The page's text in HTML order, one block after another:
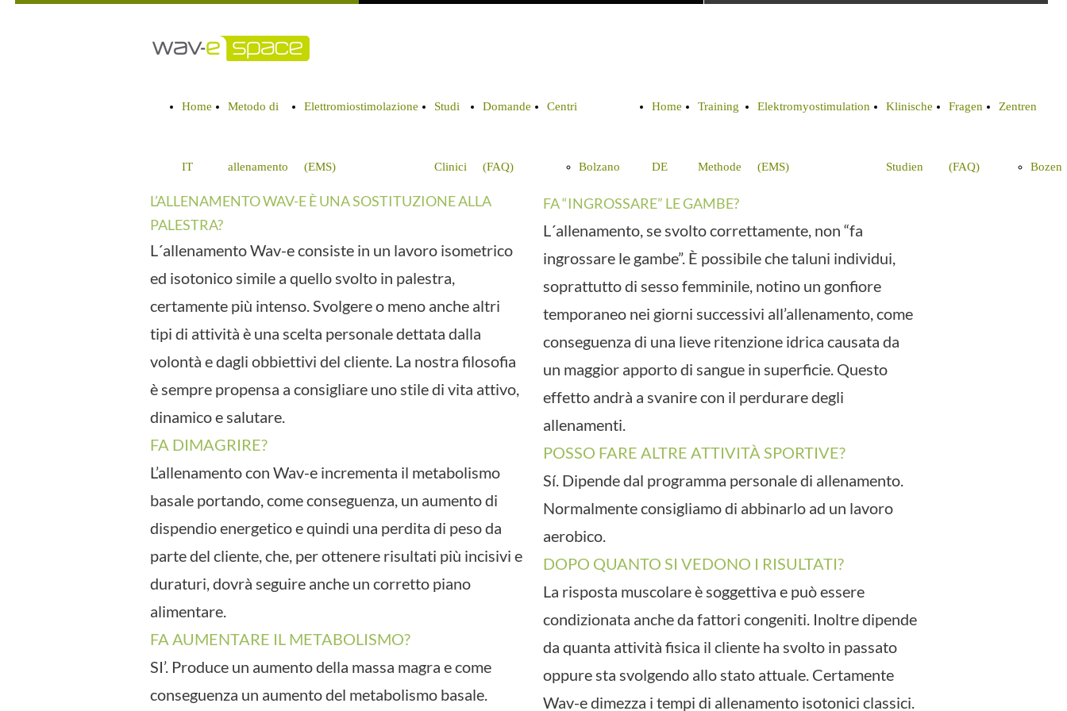
Home
IT
Metodo di
allenamento
Elettromiostimolazione
(EMS)
Studi
Clinici
Domande
(FAQ)
Centri
Bolzano
Home
DE
Training
Methode
Elektromyostimulation
(EMS)
Klinische
Studien
Fragen
(FAQ)
Zentren
Bozen
L’ALLENAMENTO WAV-E È UNA SOSTITUZIONE ALLA
PALESTRA?
L´allenamento Wav-e consiste in un lavoro isometrico
ed isotonico simile a quello svolto in palestra,
certamente più intenso. Svolgere o meno anche altri
tipi di attività è una scelta personale dettata dalla
volontà e dagli obbiettivi del cliente. La nostra filosofia
è sempre propensa a consigliare uno stile di vita attivo,
dinamico e salutare.
FA DIMAGRIRE?
L’allenamento con Wav-e incrementa il metabolismo
basale portando, come conseguenza, un aumento di
dispendio energetico e quindi una perdita di peso da
parte del cliente, che, per ottenere risultati più incisivi e
duraturi, dovrà seguire anche un corretto piano
alimentare.
FA AUMENTARE IL METABOLISMO?
SI’. Produce un aumento della massa magra e come
conseguenza un aumento del metabolismo basale.
FA “INGROSSARE” LE GAMBE?
L´allenamento, se svolto correttamente, non “fa
ingrossare le gambe”. È possibile che taluni individui,
soprattutto di sesso femminile, notino un gonfiore
temporaneo nei giorni successivi all’allenamento, come
conseguenza di una lieve ritenzione idrica causata da
un maggior apporto di sangue in superficie. Questo
effetto andrà a svanire con il perdurare degli
allenamenti.
POSSO FARE ALTRE ATTIVITÀ SPORTIVE?
Sí. Dipende dal programma personale di allenamento.
Normalmente consigliamo di abbinarlo ad un lavoro
aerobico.
DOPO QUANTO SI VEDONO I RISULTATI?
La risposta muscolare è soggettiva e può essere
condizionata anche da fattori congeniti. Inoltre dipende
da quanta attività fisica il cliente ha svolto in passato
oppure sta svolgendo allo stato attuale. Certamente
Wav-e dimezza i tempi di allenamento isotonici classici.